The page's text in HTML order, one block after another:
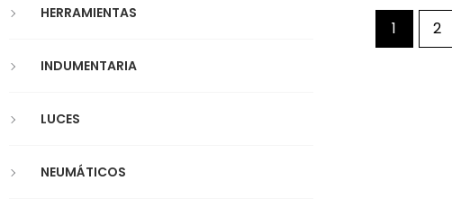
HERRAMIENTAS
INDUMENTARIA
LUCES
NEUMÁTICOS
1 2